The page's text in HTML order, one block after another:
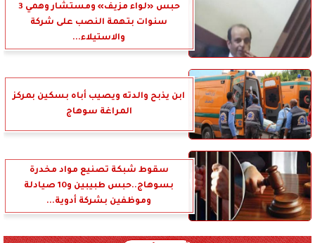
حبس «لواء مزيف» ومستشار وهمي 3
سنوات بتهمة النصب على شركة
والاستيلاء...
ابن يذبح والدته ويصيب أباه بسكين بمركز
المراغة سوهاج
سقوط شبكة تصنيع مواد مخدرة
بسوهاج..حبس طبيبين و10 صيادلة
وموظفين بشركة أدوية...